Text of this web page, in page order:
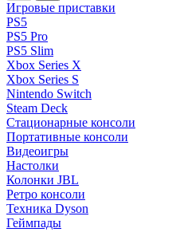
Игровые приставки
PS5
PS5 Pro
PS5 Slim
Xbox Series X
Xbox Series S
Nintendo Switch
Steam Deck
Стационарные консоли
Портативные консоли
Видеоигры
Настолки
Колонки JBL
Ретро консоли
Техника Dyson
Геймпады